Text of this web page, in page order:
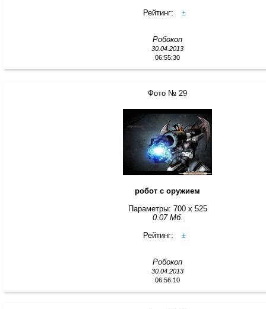
Рейтинг:
±
Робокоп
30.04.2013
06:55:30
Фото № 29
робот с оружием
Параметры: 700 x 525
0.07 Мб.
Рейтинг:
±
Робокоп
30.04.2013
06:56:10